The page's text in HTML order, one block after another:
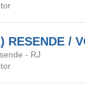
RESENDE /
- RJ